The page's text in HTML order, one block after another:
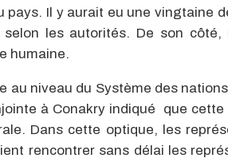
pays. Il y aurait eu une vingtaine
selon les autorités. De son côté,
humaine.
au niveau du Système des
à Conakry indiqué que
Dans cette optique, les
rencontrer sans délai les